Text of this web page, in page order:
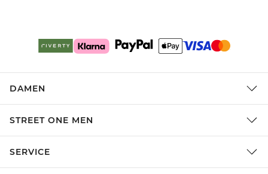
DAMEN
STREET ONE MEN
SERVICE